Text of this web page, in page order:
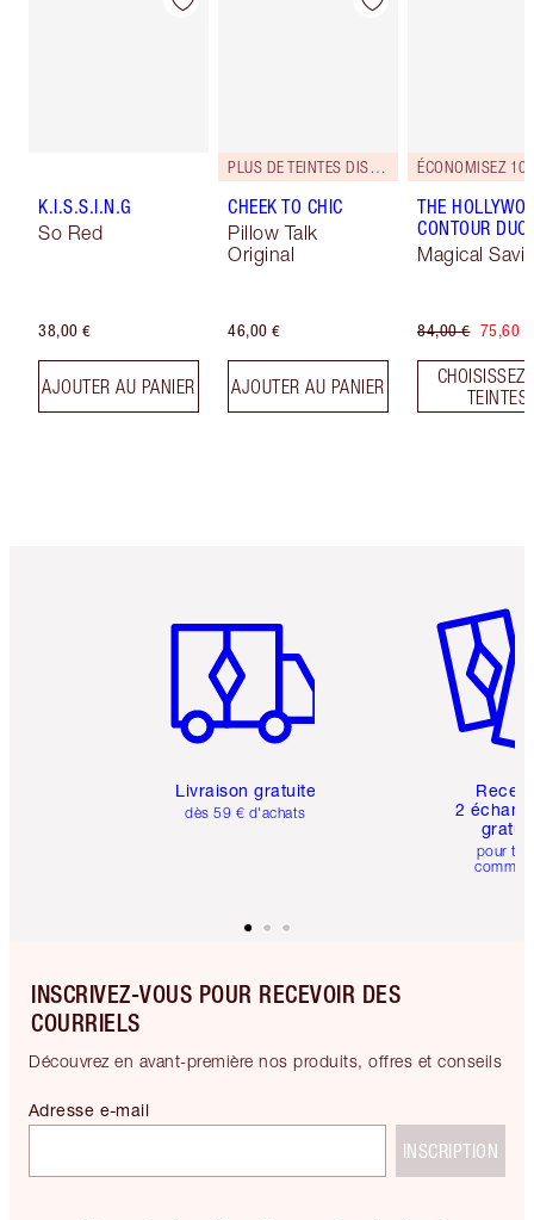
K.I.S.S.I.N.G
So Red
38,00 €
AJOUTER AU PANIER
PLUS DE TEINTES DISPONIBLES
CHEEK TO CHIC
Pillow Talk
Original
46,00 €
AJOUTER AU PANIER
ÉCONOMISEZ 10
THE
CONTOUR DUO
Magical
84,00 € 75,60 €
CHOISISSEZ
TEINTES
Livraison gratuite
dès 59 € d'achats
2
pour
INSCRIVEZ-VOUS POUR RECEVOIR DES
COURRIELS
Découvrez en avant-première nos produits, offres et conseils
Adresse e-mail
INSCRIPTION